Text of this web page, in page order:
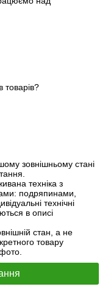
товарів?
зовнішньому стані
техніка з
подряпинами,
технічні
в описі
стан, а не
товару